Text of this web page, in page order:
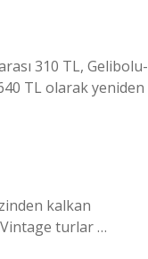
310 TL, Gelibolu-
TL olarak yeniden
kalkan
turlar …